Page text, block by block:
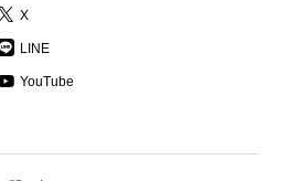
X
LINE
YouTube